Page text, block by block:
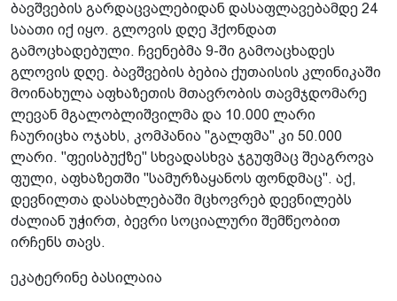
ბავშვების გარდაცვალებიდან დასაფლავებამდე 24
საათი იქ იყო. გლოვის დღე ჰქონდათ
გამოცხადებული. ჩვენებმა 9-ში გამოაცხადეს
გლოვის დღე. ბავშვების ბებია ქუთაისის კლინიკაში
მოინახულა აფხაზეთის მთავრობის თავმჯდომარე
ლევან მგალობლიშვილმა და 10.000 ლარი
ჩაურიცხა ოჯახს, კომპანია "გალფმა" კი 50.000
ლარი. "ფეისბუქზე" სხვადასხვა ჯგუფმაც შეაგროვა
ფული, აფხაზეთში "სამურზაყანოს ფონდმაც". აქ,
დევნილთა დასახლებაში მცხოვრებ დევნილებს
ძალიან უჭირთ, ბევრი სოციალური შემწეობით
ირჩენს თავს.
ეკატერინე ბასილაია